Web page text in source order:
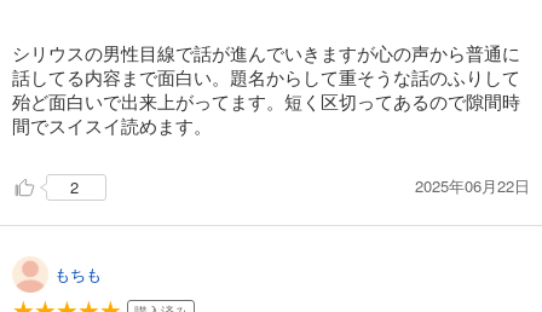
シリウスの男性目線で話が進んでいきますが心の声から普通に
話してる内容まで面白い。題名からして重そうな話のふりして
殆ど面白いで出来上がってます。短く区切ってあるので隙間時
間でスイスイ読めます。
2 2025年06月22日
もちも